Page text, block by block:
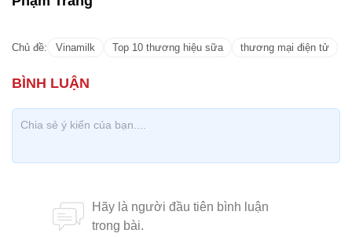
Chủ đề: Vinamilk Top 10 thương hiệu sữa thương mại điện tử